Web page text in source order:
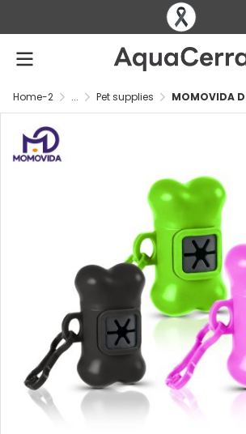
Home-2 ... Pet supplies MOMOVIDA DC-2 ถุงเก็